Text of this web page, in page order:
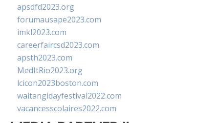
apsdfd2023.org
forumausape2023.com
imkl2023.com
careerfaircsd2023.com
apsth2023.com
MedItRio2023.org
lcicon2023boston.com
waitangidayfestival2022.com
vacancesscolaires2022.com